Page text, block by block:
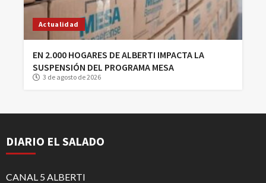
Actualidad
EN 2.000 HOGARES DE ALBERTI IMPACTA LA
SUSPENSIÓN DEL PROGRAMA MESA
3 de agosto de 2026
DIARIO EL SALADO
CANAL 5 ALBERTI